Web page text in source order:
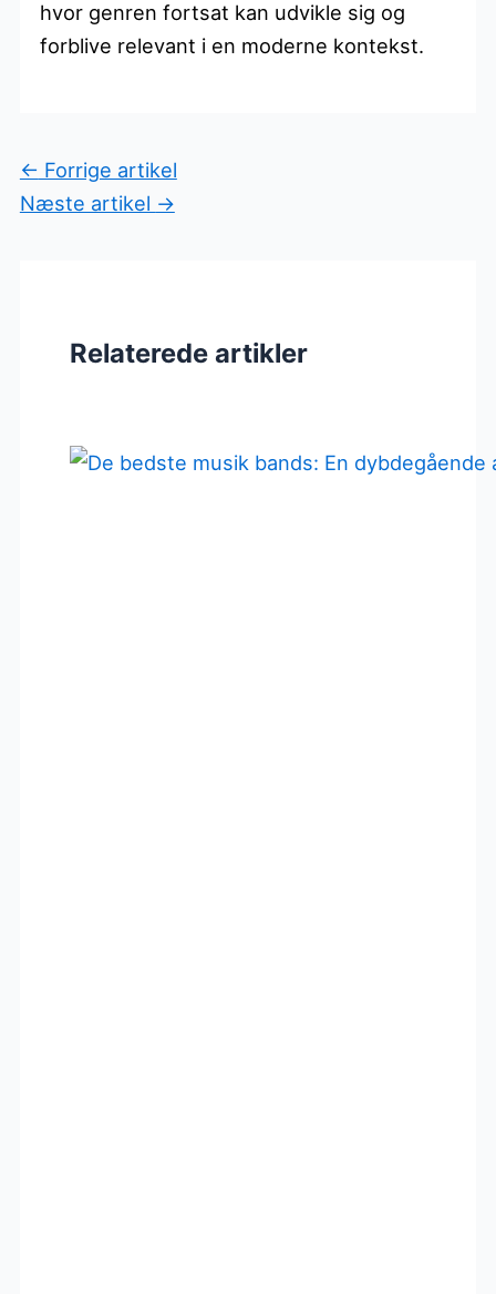
hvor genren fortsat kan udvikle sig og
forblive relevant i en moderne kontekst.
← Forrige artikel
Næste artikel →
Relaterede artikler